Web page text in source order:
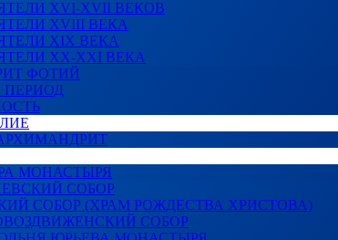
XVI-XVII ВЕКОВ
XVIII ВЕКА
XIX ВЕКА
XX-XXI ВЕКА
ФОТИЙ
МОНАСТЫРЯ
СОБОР
СОБОР (ХРАМ РОЖДЕСТВА ХРИСТОВА)
СОБОР